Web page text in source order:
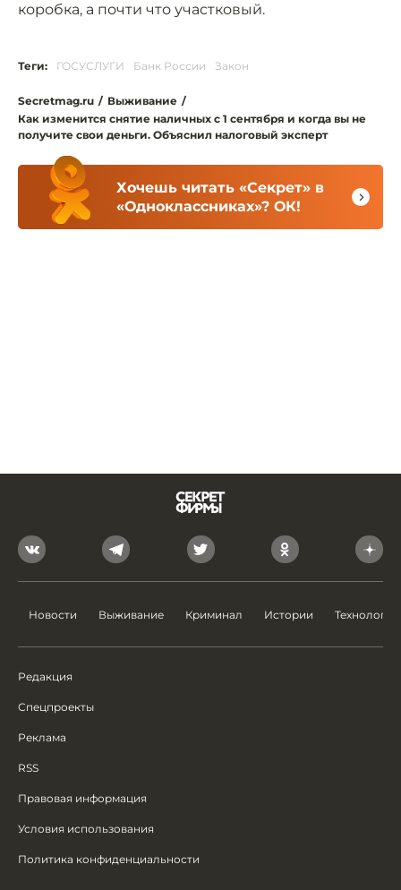
коробка, а почти что участковый.
Теги: ГОСУСЛУГИ Банк России Закон
Secretmag.ru / Выживание /
Как изменится снятие наличных с 1 сентября и когда вы не
получите свои деньги. Объяснил налоговый эксперт
Хочешь читать «Секрет» в
«Одноклассниках»? ОК!
Новости Выживание Криминал Истории Технологии
Редакция
Спецпроекты
Реклама
RSS
Правовая информация
Условия использования
Политика конфиденциальности